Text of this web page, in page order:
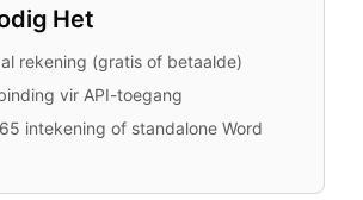
Het
rekening (gratis of betaalde)
vir API-toegang
intekening of standalone Word